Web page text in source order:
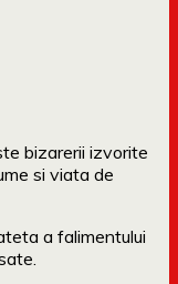
bizarerii izvorite
si viata de
a falimentului